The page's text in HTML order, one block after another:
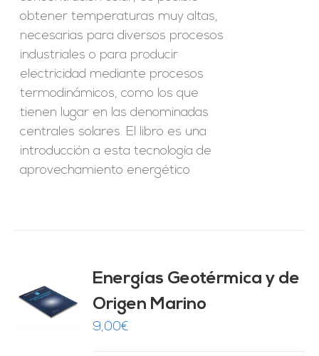
obtener temperaturas muy altas,
necesarias para diversos procesos
industriales o para producir
electricidad mediante procesos
termodinámicos, como los que
tienen lugar en las denominadas
centrales solares. El libro es una
introducción a esta tecnología de
aprovechamiento energético
Energías Geotérmica y de
Origen Marino
9,00€